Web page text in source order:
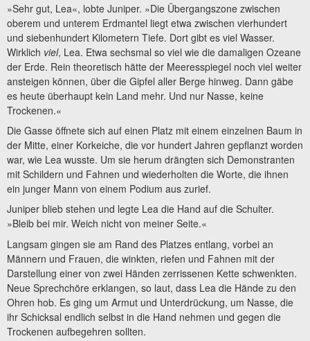
»Sehr gut, Lea«, lobte Juniper. »Die Übergangszone zwischen
oberem und unterem Erdmantel liegt etwa zwischen vierhundert
und siebenhundert Kilometern Tiefe. Dort gibt es viel Wasser.
Wirklich viel, Lea. Etwa sechsmal so viel wie die damaligen Ozeane
der Erde. Rein theoretisch hätte der Meeresspiegel noch viel weiter
ansteigen können, über die Gipfel aller Berge hinweg. Dann gäbe
es heute überhaupt kein Land mehr. Und nur Nasse, keine
Trockenen.«
Die Gasse öffnete sich auf einen Platz mit einem einzelnen Baum in
der Mitte, einer Korkeiche, die vor hundert Jahren gepflanzt worden
war, wie Lea wusste. Um sie herum drängten sich Demonstranten
mit Schildern und Fahnen und wiederholten die Worte, die ihnen
ein junger Mann von einem Podium aus zurief.
Juniper blieb stehen und legte Lea die Hand auf die Schulter.
»Bleib bei mir. Weich nicht von meiner Seite.«
Langsam gingen sie am Rand des Platzes entlang, vorbei an
Männern und Frauen, die winkten, riefen und Fahnen mit der
Darstellung einer von zwei Händen zerrissenen Kette schwenkten.
Neue Sprechchöre erklangen, so laut, dass Lea die Hände zu den
Ohren hob. Es ging um Armut und Unterdrückung, um Nasse, die
ihr Schicksal endlich selbst in die Hand nehmen und gegen die
Trockenen aufbegehren sollten.